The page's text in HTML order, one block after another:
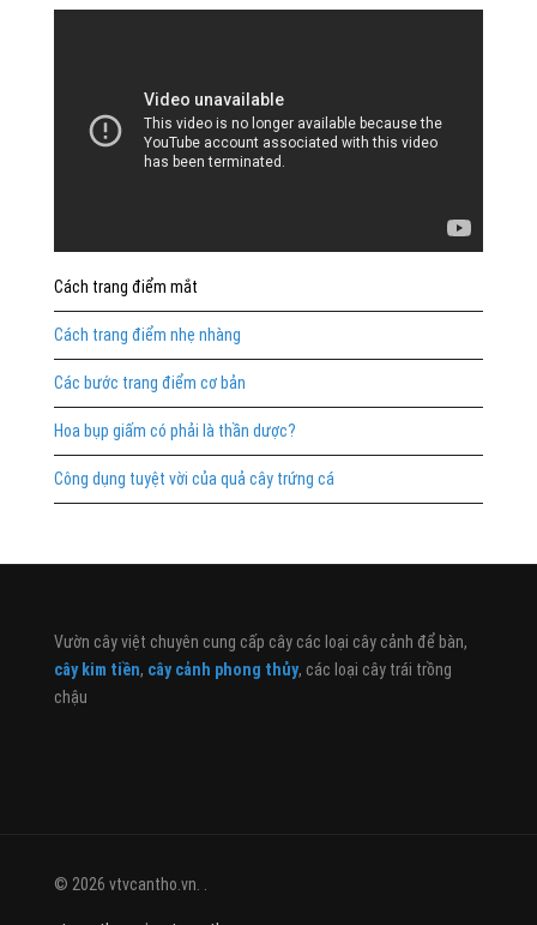
Cách trang điểm mắt
Cách trang điểm nhẹ nhàng
Các bước trang điểm cơ bản
Hoa bụp giấm có phải là thần dược?
Công dụng tuyệt vời của quả cây trứng cá
Vườn cây việt chuyên cung cấp cây các loại cây cảnh để bàn,
cây kim tiền, cây cảnh phong thủy, các loại cây trái trồng
chậu
© 2026 vtvcantho.vn. .